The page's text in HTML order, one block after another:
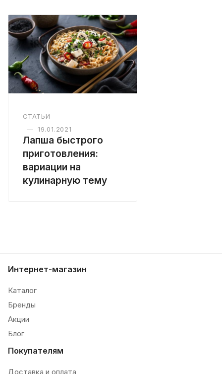
СТАТЬИ
— 19.01.2021
Лапша быстрого
приготовления:
вариации на
кулинарную тему
Интернет-магазин
Каталог
Бренды
Акции
Блог
Покупателям
Доставка и оплата